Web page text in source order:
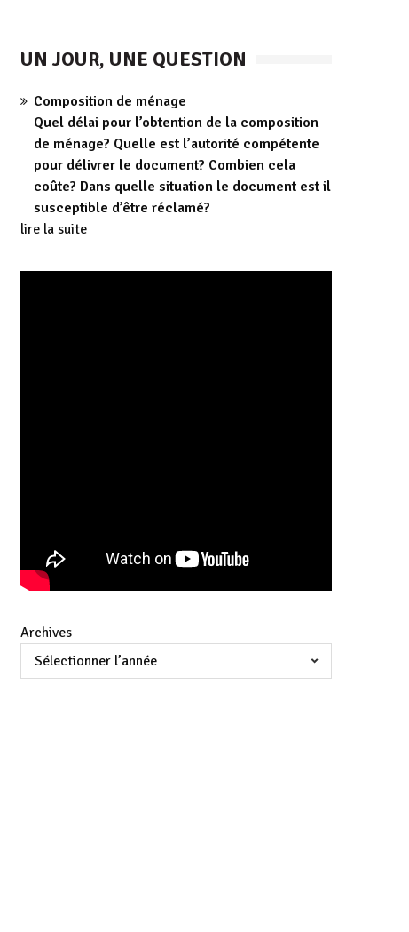
UN JOUR, UNE QUESTION
Composition de ménage
Quel délai pour l’obtention de la composition
de ménage? Quelle est l’autorité compétente
pour délivrer le document? Combien cela
coûte? Dans quelle situation le document est il
susceptible d’être réclamé?
lire la suite
Archives